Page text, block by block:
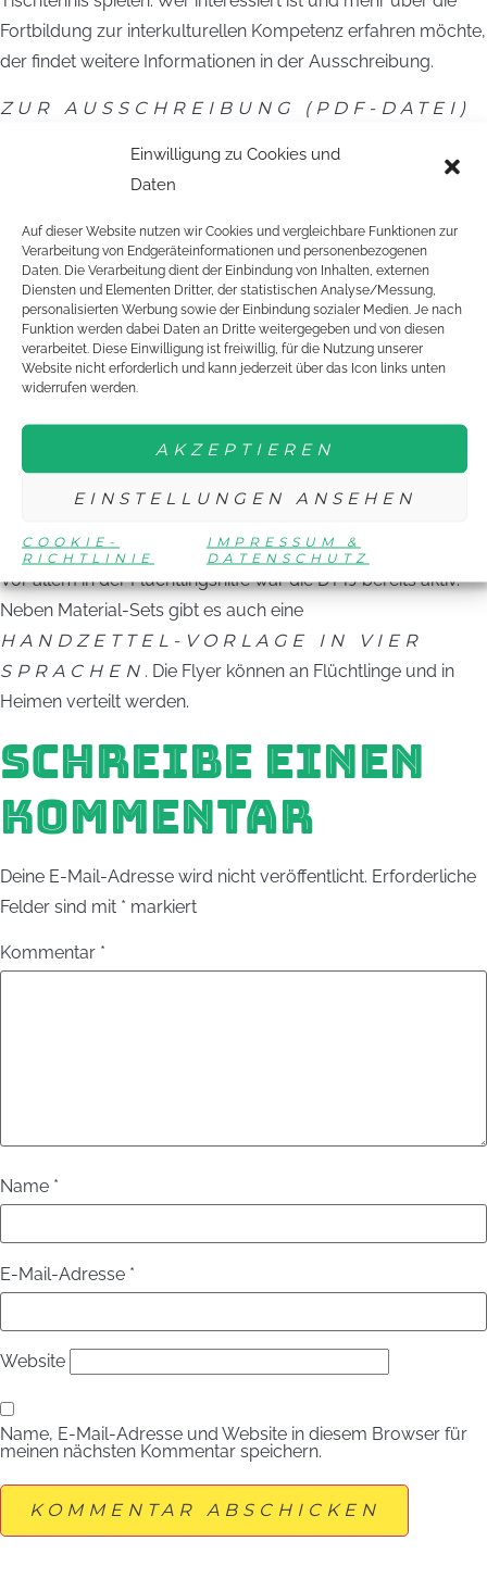
Einwilligung zu Cookies und
Daten
Auf dieser Website nutzen wir Cookies und vergleichbare Funktionen zur
Verarbeitung von Endgeräteinformationen und personenbezogenen
Daten. Die Verarbeitung dient der Einbindung von Inhalten, externen
Diensten und Elementen Dritter, der statistischen Analyse/Messung,
personalisierten Werbung sowie der Einbindung sozialer Medien. Je nach
Funktion werden dabei Daten an Dritte weitergegeben und von diesen
verarbeitet. Diese Einwilligung ist freiwillig, für die Nutzung unserer
Website nicht erforderlich und kann jederzeit über das Icon links unten
widerrufen werden.
AKZEPTIEREN
EINSTELLUNGEN ANSEHEN
COOKIE-
RICHTLINIE
IMPRESSUM &
DATENSCHUTZ
Fortbildung zur interkulturellen Kompetenz erfahren möchte,
der findet weitere Informationen in der Ausschreibung.
ZUR AUSSCHREIBUNG (PDF-DATEI)
Die Interkulturellen Fortbildungen sind
ein Bestandteil derDTTB-Kampagne
Grundbotschaft von „One Game. One
World.“ lautet: „Jeder Mensch soll die
Chance haben, Tischtennis zu spielen –
am besten im Verein“. Der DTTB möchte gemeinsam mit
seinen gut 9500 Vereinen einen Beitrag zur interkulturellen
und sozialen Öffnung über Tischtennis leisten. Gleichzeitig
sollen die Chancen, die eine Öffnung mit sich bringt, genutzt
werden. One Game. One World. umfasst verschiedene
Maßnahmen. Es gibt materielle Unterstützung (TT-Set, Spiel-
Aus- und Fortbildungen auch speziell im Bereich Integration.
Vor allem in der Flüchtlingshilfe war die DTTJ bereits aktiv.
Neben Material-Sets gibt es auch eine
HANDZETTEL-VORLAGE IN VIER
SPRACHEN . Die Flyer können an Flüchtlinge und in
Heimen verteilt werden.
SCHREIBE EINEN
KOMMENTAR
Deine E-Mail-Adresse wird nicht veröffentlicht. Erforderliche
Felder sind mit * markiert
Kommentar *
Name *
E-Mail-Adresse *
Website
Name, E-Mail-Adresse und Website in diesem Browser für
meinen nächsten Kommentar speichern.